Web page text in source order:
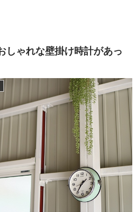
しゃれな壁掛け時計があっ